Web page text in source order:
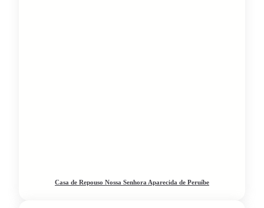
Casa de Repouso Nossa Senhora Aparecida de Peruíbe